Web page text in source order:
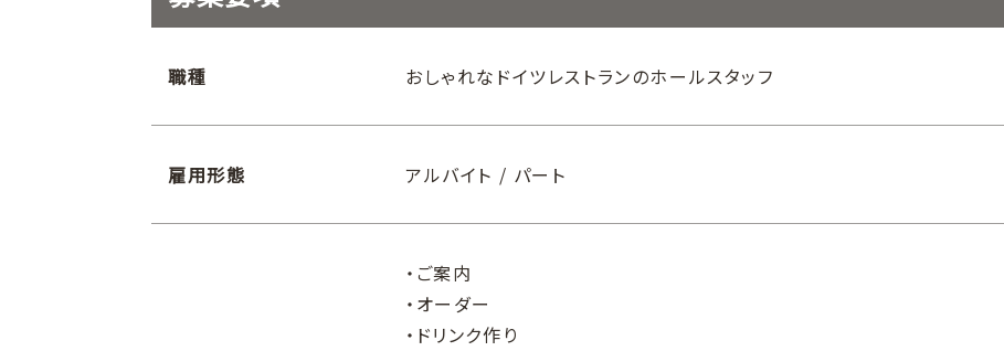
職種 おしゃれなドイツレストランのホールスタッフ
雇用形態 アルバイト / パート
・ご案内
・オーダー
・ドリンク作り